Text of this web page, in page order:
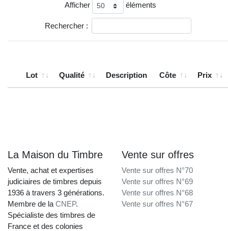
Afficher éléments
Rechercher :
Lot Qualité Description Côte Prix
La Maison du Timbre
Vente, achat et expertises
judiciaires de timbres depuis
1936 à travers 3 générations.
Membre de la CNEP.
Spécialiste des timbres de
France et des colonies
Vente sur offres
Vente sur offres N°70
Vente sur offres N°69
Vente sur offres N°68
Vente sur offres N°67